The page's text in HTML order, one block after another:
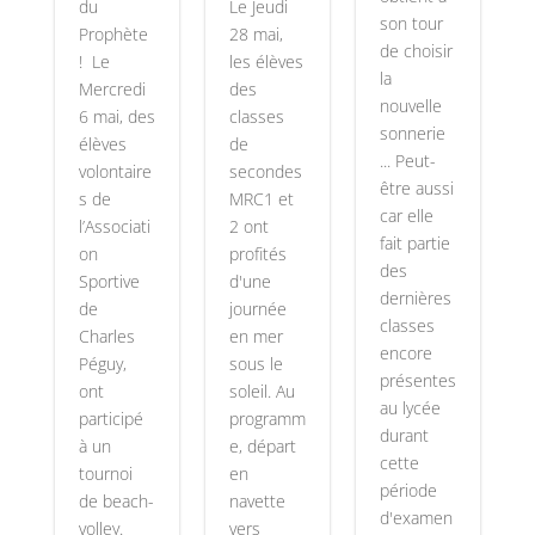
du
Prophète
! Le
Mercredi
6 mai, des
élèves
volontaire
s de
l’Associati
on
Sportive
de
Charles
Péguy,
ont
participé
à un
tournoi
de beach-
volley.
Le Jeudi
28 mai,
les élèves
des
classes
de
secondes
MRC1 et
2 ont
profités
d'une
journée
en mer
sous le
soleil. Au
programm
e, départ
en
navette
vers
son tour
de choisir
la
nouvelle
sonnerie
... Peut-
être aussi
car elle
fait partie
des
dernières
classes
encore
présentes
au lycée
durant
cette
période
d'examen